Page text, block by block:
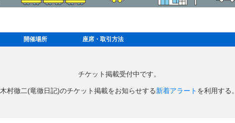
開催場所 座席・取引方法
チケット掲載受付中です。
木村徹二(竜徹日記)のチケット掲載をお知らせする新着アラート を利用する。